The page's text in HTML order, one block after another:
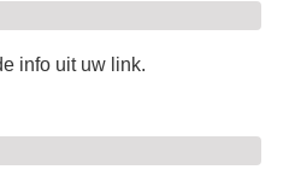
info uit uw link.